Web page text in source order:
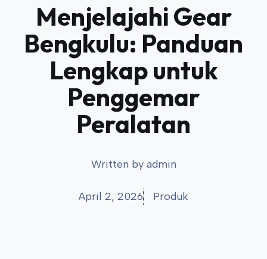
Menjelajahi Gear
Bengkulu: Panduan
Lengkap untuk
Penggemar
Peralatan
Written by admin
April 2, 2026 Produk